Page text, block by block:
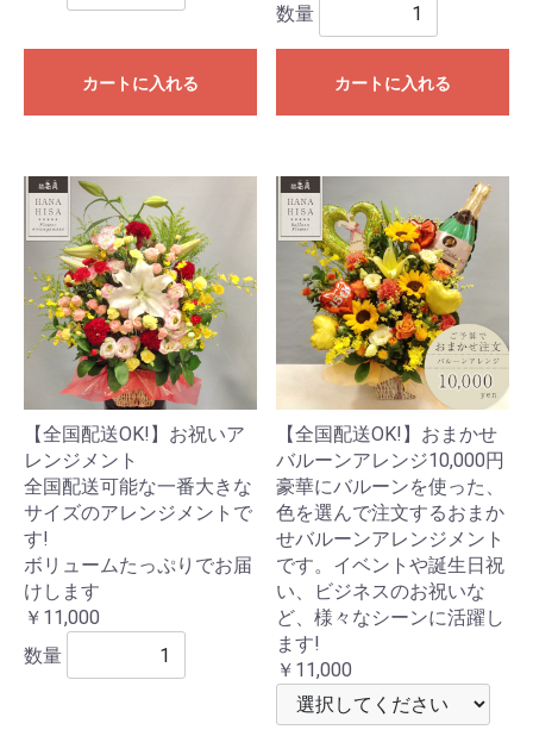
カートに入れる
数量
カートに入れる
【全国配送OK!】お祝いア
レンジメント
全国配送可能な一番大きな
サイズのアレンジメントで
す!
ボリュームたっぷりでお届
けします
￥11,000
数量
【全国配送OK!】おまかせ
バルーンアレンジ10,000円
豪華にバルーンを使った、
色を選んで注文するおまか
せバルーンアレンジメント
です。イベントや誕生日祝
い、ビジネスのお祝いな
ど、様々なシーンに活躍し
ます!
￥11,000